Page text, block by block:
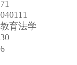
71
040111
教育法学
30
6